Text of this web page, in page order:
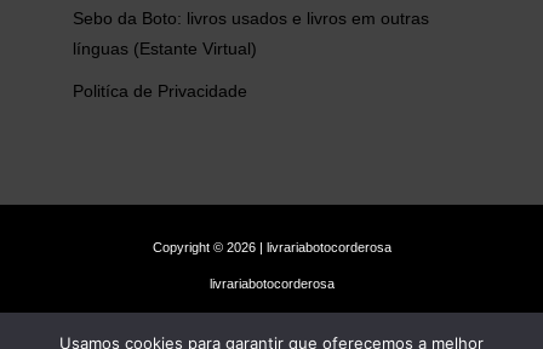
Sebo da Boto: livros usados e livros em outras
línguas (Estante Virtual)
Politíca de Privacidade
Copyright © 2026 | livrariabotocorderosa
livrariabotocorderosa
Usamos cookies para garantir que oferecemos a melhor